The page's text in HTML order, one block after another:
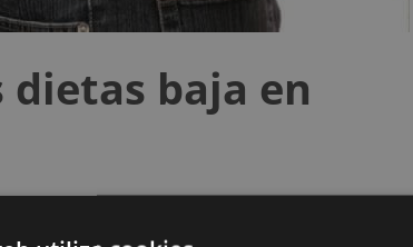
baja en
es limitar el consumo de alimentos que